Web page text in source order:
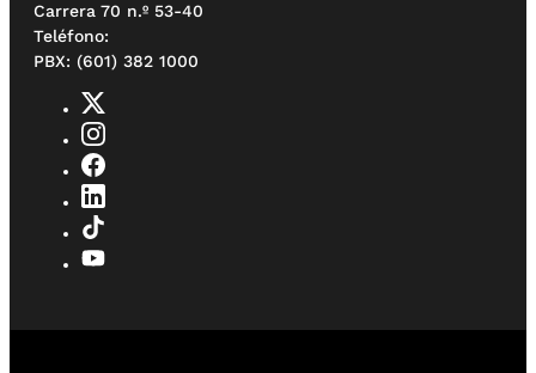
Carrera 70 n.º 53-40
Teléfono:
PBX: (601) 382 1000